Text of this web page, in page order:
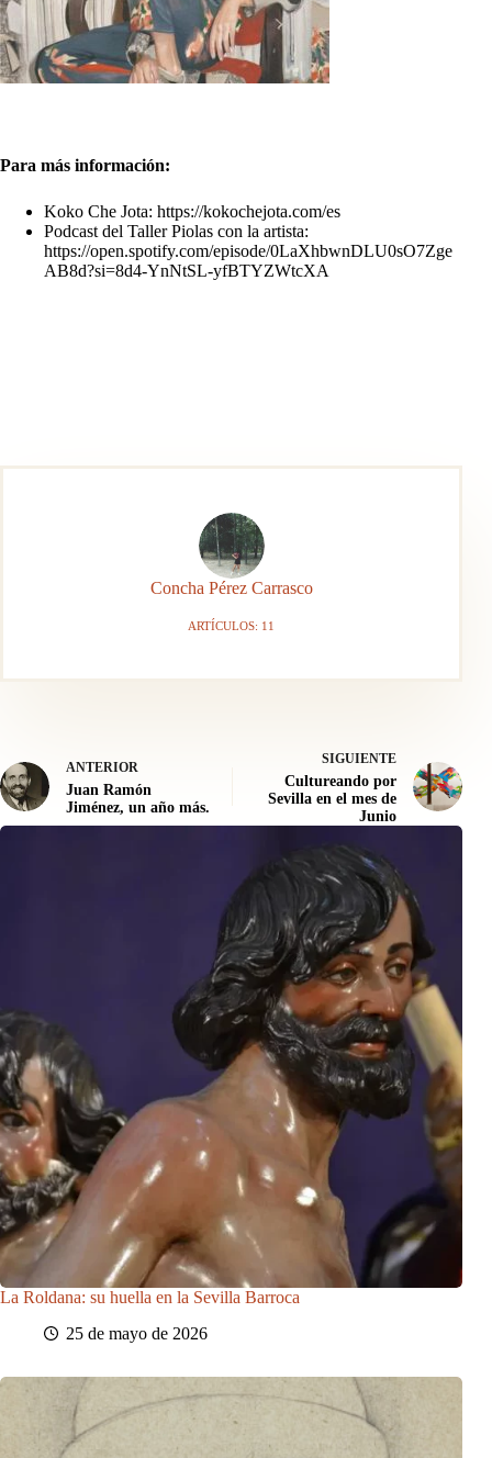
Para más información:
Koko Che Jota: https://kokochejota.com/es
Podcast del Taller Piolas con la artista:
https://open.spotify.com/episode/0LaXhbwnDLU0sO7Zge
AB8d?si=8d4-YnNtSL-yfBTYZWtcXA
Concha Pérez Carrasco
ARTÍCULOS: 11
ANTERIOR
Juan Ramón
Jiménez, un año más.
SIGUIENTE
Cultureando por
Sevilla en el mes de
Junio
La Roldana: su huella en la Sevilla Barroca
25 de mayo de 2026